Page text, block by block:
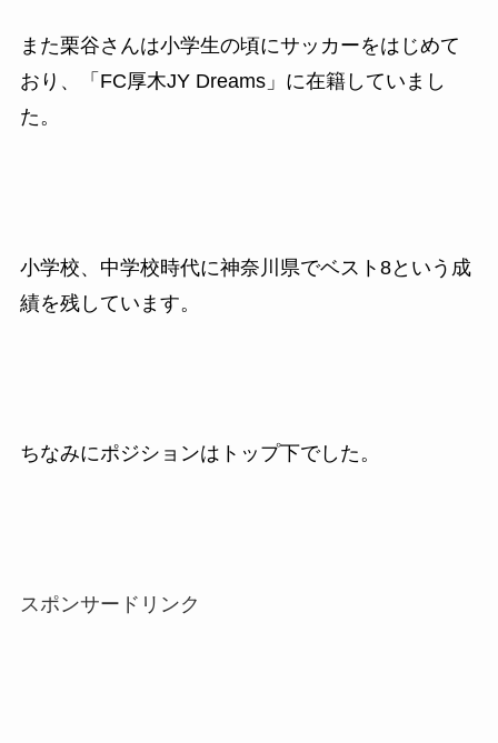
また栗谷さんは小学生の頃にサッカーをはじめて
おり、「FC厚木JY Dreams」に在籍していまし
た。
小学校、中学校時代に神奈川県でベスト8という成
績を残しています。
ちなみにポジションはトップ下でした。
スポンサードリンク